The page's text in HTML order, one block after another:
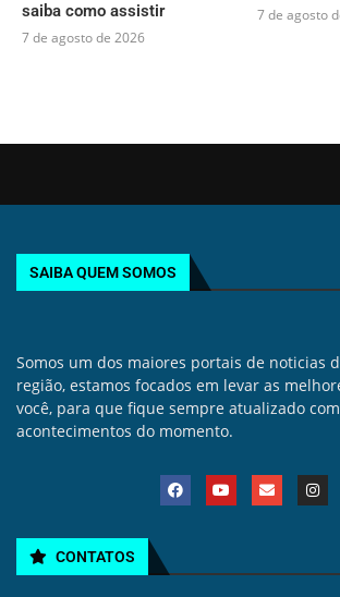
saiba como assistir
7 de agosto de 2026
7 de agosto
SAIBA QUEM SOMOS
Somos um dos maiores portais de noticias
região, estamos focados em levar as
você, para que fique sempre atualizado
acontecimentos do momento.
CONTATOS